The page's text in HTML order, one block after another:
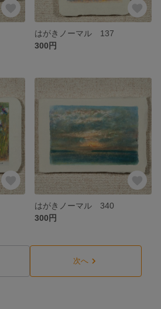
はがきノーマル 137
300円
はがきノーマル 340
300円
次へ